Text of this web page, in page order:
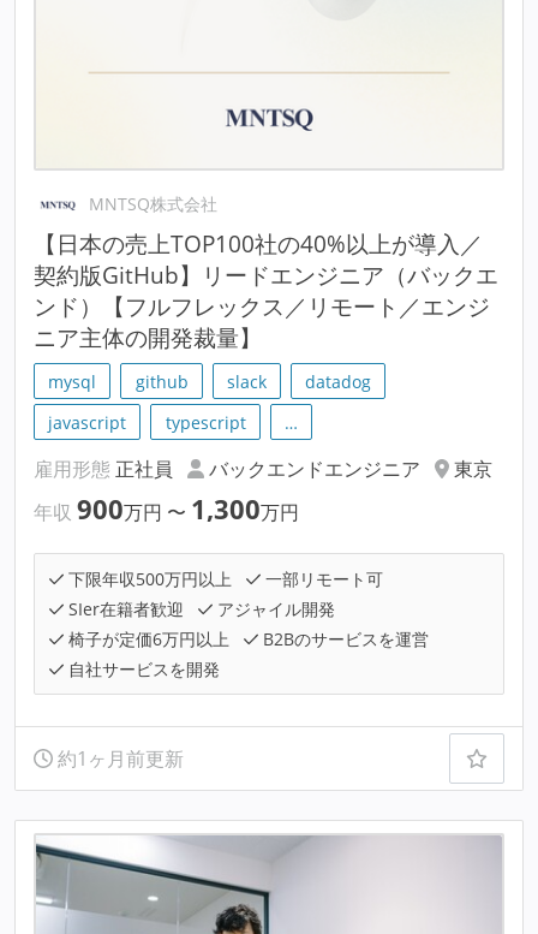
MNTSQ株式会社
【日本の売上TOP100社の40%以上が導入／
契約版GitHub】リードエンジニア（バックエ
ンド）【フルフレックス／リモート／エンジ
ニア主体の開発裁量】
mysql github slack
datadog
javascript
typescript …
雇用形態 正社員 バックエンドエンジニア
東京
年収 900万円 〜 1,300万円
下限年収500万円以上
一部リモート可
SIer在籍者歓迎
アジャイル開発
椅子が定価6万円以上
B2Bのサービスを運営
自社サービスを開発
約1ヶ月前更新